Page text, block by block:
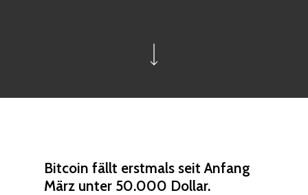
Bitcoin fällt erstmals seit Anfang
März unter 50.000 Dollar.